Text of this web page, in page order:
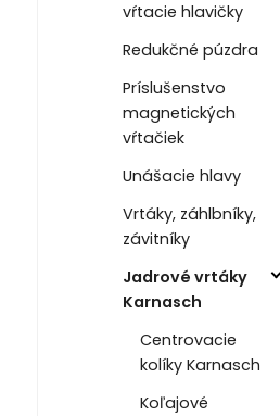
vŕtacie hlavičky
Redukčné púzdra
Príslušenstvo
magnetických
vŕtačiek
Unášacie hlavy
Vrtáky, záhlbníky,
závitníky
Jadrové vrtáky
Karnasch
Centrovacie
kolíky Karnasch
Koľajové